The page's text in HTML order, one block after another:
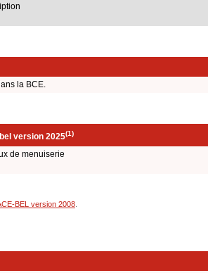
la BCE.
version 2025(1)
de menuiserie
BEL version 2008